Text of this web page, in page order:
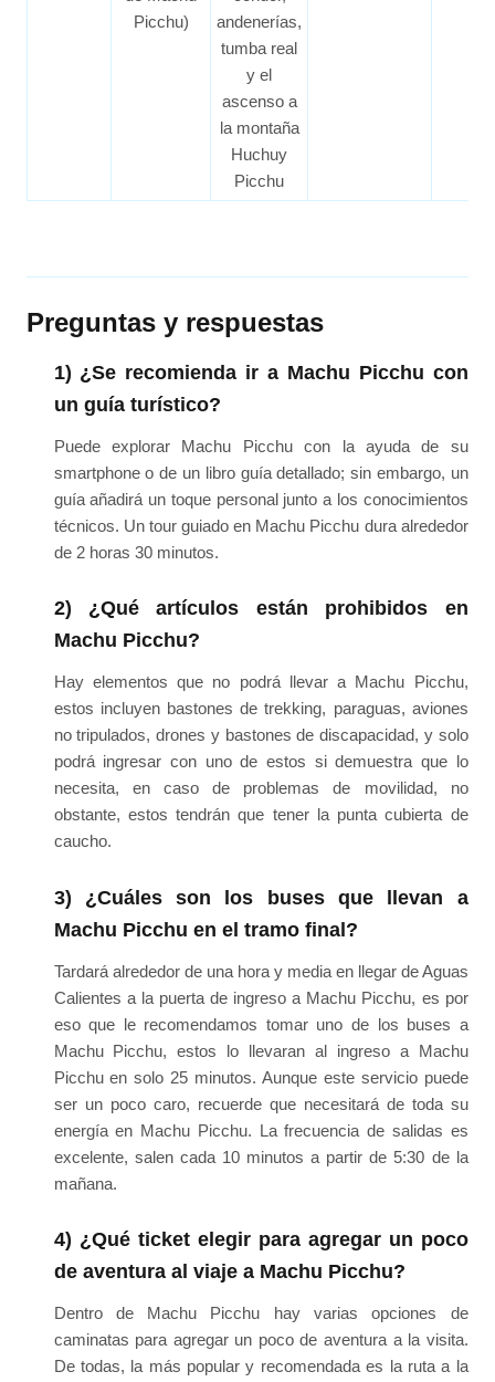
Picchu)
andenerías,
tumba real
y el
ascenso a
la montaña
Huchuy
Picchu
Preguntas y respuestas
1) ¿Se recomienda ir a Machu Picchu con
un guía turístico?
Puede explorar Machu Picchu con la ayuda de su
smartphone o de un libro guía detallado; sin embargo, un
guía añadirá un toque personal junto a los conocimientos
técnicos. Un tour guiado en Machu Picchu dura alrededor
de 2 horas 30 minutos.
2) ¿Qué artículos están prohibidos en
Machu Picchu?
Hay elementos que no podrá llevar a Machu Picchu,
estos incluyen bastones de trekking, paraguas, aviones
no tripulados, drones y bastones de discapacidad, y solo
podrá ingresar con uno de estos si demuestra que lo
necesita, en caso de problemas de movilidad, no
obstante, estos tendrán que tener la punta cubierta de
caucho.
3) ¿Cuáles son los buses que llevan a
Machu Picchu en el tramo final?
Tardará alrededor de una hora y media en llegar de Aguas
Calientes a la puerta de ingreso a Machu Picchu, es por
eso que le recomendamos tomar uno de los buses a
Machu Picchu, estos lo llevaran al ingreso a Machu
Picchu en solo 25 minutos. Aunque este servicio puede
ser un poco caro, recuerde que necesitará de toda su
energía en Machu Picchu. La frecuencia de salidas es
excelente, salen cada 10 minutos a partir de 5:30 de la
mañana.
4) ¿Qué ticket elegir para agregar un poco
de aventura al viaje a Machu Picchu?
Dentro de Machu Picchu hay varias opciones de
caminatas para agregar un poco de aventura a la visita.
De todas, la más popular y recomendada es la ruta a la